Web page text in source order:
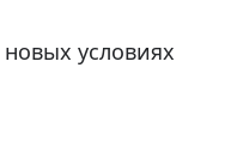
условиях